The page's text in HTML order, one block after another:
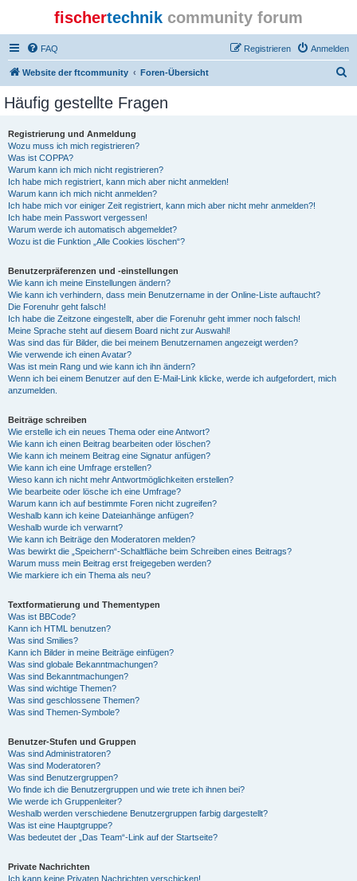
fischertechnik community forum
FAQ Anmelden
Registrieren
Website der ftcommunity Foren-Übersicht
Häufig gestellte Fragen
Registrierung und Anmeldung
Wozu muss ich mich registrieren?
Was ist COPPA?
Warum kann ich mich nicht registrieren?
Ich habe mich registriert, kann mich aber nicht anmelden!
Warum kann ich mich nicht anmelden?
Ich habe mich vor einiger Zeit registriert, kann mich aber nicht mehr anmelden?!
Ich habe mein Passwort vergessen!
Warum werde ich automatisch abgemeldet?
Wozu ist die Funktion „Alle Cookies löschen“?
Benutzerpräferenzen und -einstellungen
Wie kann ich meine Einstellungen ändern?
Wie kann ich verhindern, dass mein Benutzername in der Online-Liste auftaucht?
Die Forenuhr geht falsch!
Ich habe die Zeitzone eingestellt, aber die Forenuhr geht immer noch falsch!
Meine Sprache steht auf diesem Board nicht zur Auswahl!
Was sind das für Bilder, die bei meinem Benutzernamen angezeigt werden?
Wie verwende ich einen Avatar?
Was ist mein Rang und wie kann ich ihn ändern?
Wenn ich bei einem Benutzer auf den E-Mail-Link klicke, werde ich aufgefordert, mich
anzumelden.
Beiträge schreiben
Wie erstelle ich ein neues Thema oder eine Antwort?
Wie kann ich einen Beitrag bearbeiten oder löschen?
Wie kann ich meinem Beitrag eine Signatur anfügen?
Wie kann ich eine Umfrage erstellen?
Wieso kann ich nicht mehr Antwortmöglichkeiten erstellen?
Wie bearbeite oder lösche ich eine Umfrage?
Warum kann ich auf bestimmte Foren nicht zugreifen?
Weshalb kann ich keine Dateianhänge anfügen?
Weshalb wurde ich verwarnt?
Wie kann ich Beiträge den Moderatoren melden?
Was bewirkt die „Speichern“-Schaltfläche beim Schreiben eines Beitrags?
Warum muss mein Beitrag erst freigegeben werden?
Wie markiere ich ein Thema als neu?
Textformatierung und Thementypen
Was ist BBCode?
Kann ich HTML benutzen?
Was sind Smilies?
Kann ich Bilder in meine Beiträge einfügen?
Was sind globale Bekanntmachungen?
Was sind Bekanntmachungen?
Was sind wichtige Themen?
Was sind geschlossene Themen?
Was sind Themen-Symbole?
Benutzer-Stufen und Gruppen
Was sind Administratoren?
Was sind Moderatoren?
Was sind Benutzergruppen?
Wo finde ich die Benutzergruppen und wie trete ich ihnen bei?
Wie werde ich Gruppenleiter?
Weshalb werden verschiedene Benutzergruppen farbig dargestellt?
Was ist eine Hauptgruppe?
Was bedeutet der „Das Team“-Link auf der Startseite?
Private Nachrichten
Ich kann keine Privaten Nachrichten verschicken!